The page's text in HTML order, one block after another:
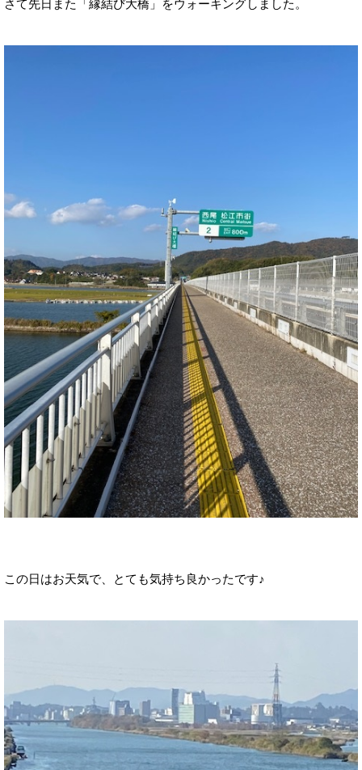
さて先日また「縁結び大橋」をウォーキングしました。
この日はお天気で、とても気持ち良かったです♪